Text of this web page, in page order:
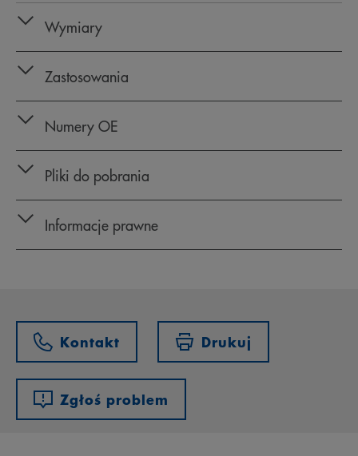
Wymiary
Zastosowania
Numery OE
Pliki do pobrania
Informacje prawne
Kontakt Drukuj
Zgłoś problem